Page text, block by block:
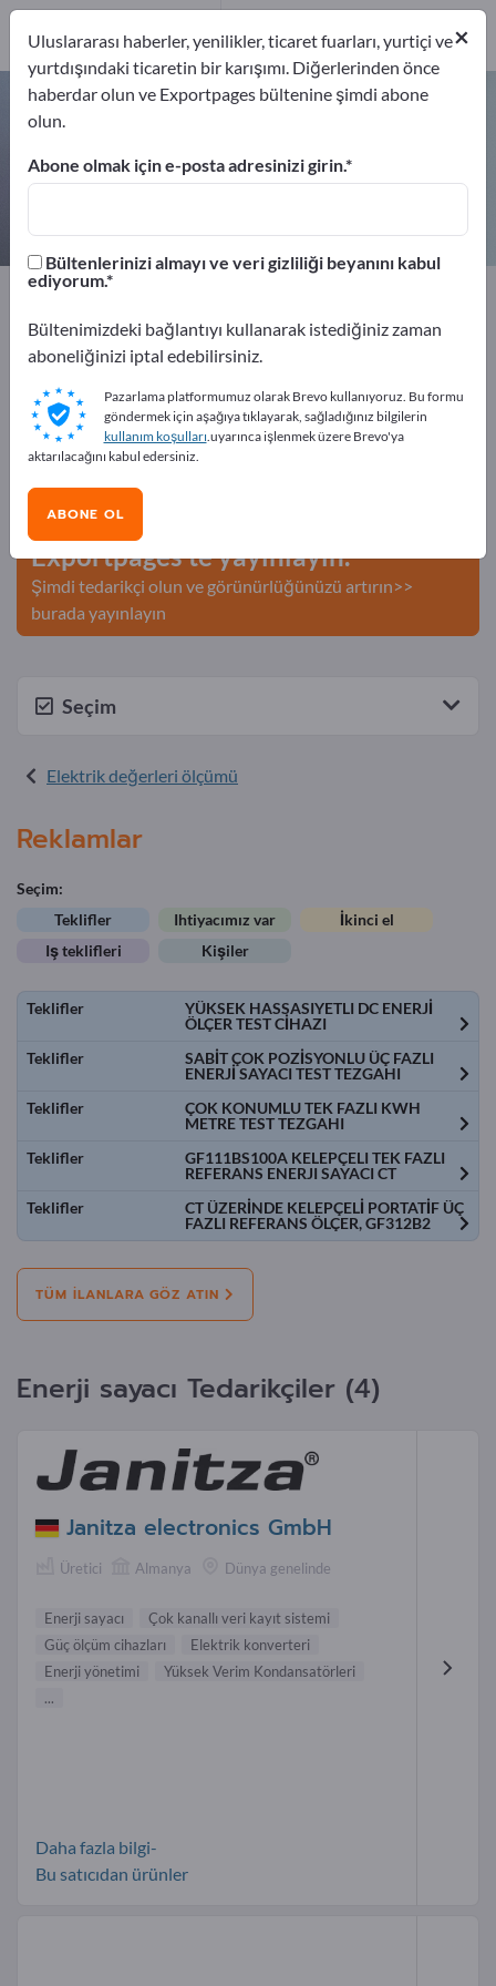
Enerji sayacı – üreticileri ve
4
Üreticiler
Exportpages
Elektrik değerleri ölçümü
Enerji sayacı
Exportpages'te ücretsiz reklam
verin!
İhtiyaçlar – Teklifler – İkinci El Ürünler – İş İletişim
Şirketinizi ve ürünlerinizi
Exportpages'te yayınlayın.
Şimdi tedarikçi olun ve görünürlüğünüzü artırın>>
burada yayınlayın
Seçim
Elektrik değerleri ölçümü
Reklamlar
Seçim:
Teklifler
Ihtiyacımız var
İkinci el
Iş teklifleri
Kişiler
Teklifler
YÜKSEK HASSASIYETLI DC ENERJİ
ÖLÇER TEST CİHAZI
Teklifler
SABİT ÇOK POZİSYONLU ÜÇ FAZLI
ENERJİ SAYACI TEST TEZGAHI
Teklifler
ÇOK KONUMLU TEK FAZLI KWH
METRE TEST TEZGAHI
Teklifler
GF111BS100A KELEPÇELI TEK FAZLI
REFERANS ENERJI SAYACI CT
Teklifler
CT ÜZERİNDE KELEPÇELİ PORTATİF ÜÇ
FAZLI REFERANS ÖLÇER, GF312B2
TÜM ILANLARA GÖZ ATIN
Enerji sayacı Tedarikçiler (4)
Janitza electronics GmbH
Üretici Almanya Dünya genelinde
Enerji sayacı
Çok kanallı veri kayıt sistemi
Güç ölçüm cihazları
Elektrik konverteri
Enerji yönetimi
Yüksek Verim Kondansatörleri
...
Daha fazla bilgi-
Bu satıcıdan ürünler
×
Uluslararası haberler, yenilikler, ticaret fuarları, yurtiçi ve
yurtdışındaki ticaretin bir karışımı. Diğerlerinden önce
haberdar olun ve Exportpages bültenine şimdi abone
olun.
Abone olmak için e-posta adresinizi girin.
Bültenlerinizi almayı ve veri gizliliği beyanını kabul
ediyorum.
Bültenimizdeki bağlantıyı kullanarak istediğiniz zaman
aboneliğinizi iptal edebilirsiniz.
Pazarlama platformumuz olarak Brevo kullanıyoruz. Bu formu
göndermek için aşağıya tıklayarak, sağladığınız bilgilerin
kullanım koşulları.uyarınca işlenmek üzere Brevo'ya
aktarılacağını kabul edersiniz.
ABONE OL